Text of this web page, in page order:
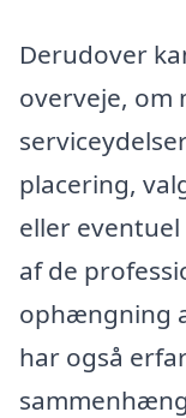
Derudover
overveje, om
placering,
eller
af de
ophængning
har også